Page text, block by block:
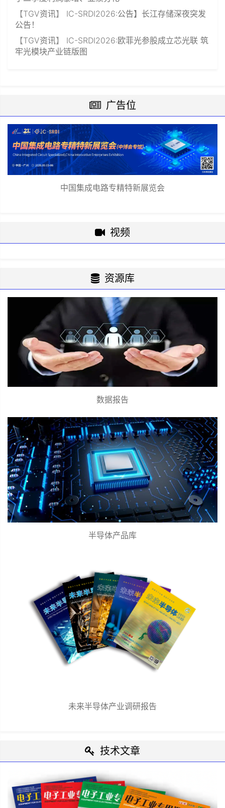
【TGV资讯】 IC-SRDI2026:公告】长江存储深夜突发
公告！
【TGV资讯】 IC-SRDI2026:欧菲光参股成立芯光联 筑
牢光模块产业链版图
广告位
中国集成电路专精特新展览会
视频
资源库
数据报告
半导体产品库
未来半导体产业调研报告
技术文章